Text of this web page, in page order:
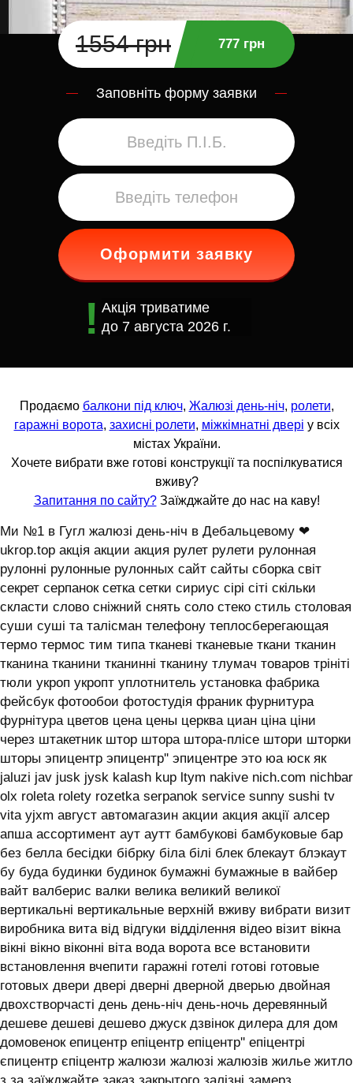
1554 грн 777 грн
Заповніть форму заявки
Оформити заявку
Акція триватиме
до 7 августа 2026 г.
Продаємо балкони під ключ, Жалюзі день-ніч, ролети,
гаражні ворота, захисні ролети, міжкімнатні двері у всіх
містах України.
Хочете вибрати вже готові конструкції та поспілкуватися
вживу?
Запитання по сайту?Заїжджайте до нас на каву!
Ми №1 в Гугл жалюзі день-ніч в Дебальцевому ❤
ukrop.top акція акции акция рулет рулети рулонная
рулонні рулонные рулонных сайт сайты сборка світ
секрет серпанок сетка сетки сириус сірі сіті скільки
скласти слово сніжний снять соло стеко стиль столовая
суши суші та талісман телефону теплосберегающая
термо термос тим типа тканеві тканевые ткани тканин
тканина тканини тканинні тканину тлумач товаров трініті
тюли укроп укропт уплотнитель установка фабрика
фейсбук фотообои фотостудія франик фурнитура
фурнітура цветов цена цены церква циан ціна ціни
через штакетник штор штора штора-плісе штори шторки
шторы эпицентр эпицентр'' эпицентре это юа юск як
jaluzi jav jusk jysk kalash kup ltym nakive nich.com nichbar
olx roleta rolety rozetka serpanok service sunny sushi tv
vita yjxm август автомагазин акции акция акції алсер
апша ассортимент аут аутт бамбукові бамбуковые бар
без белла бесідки бібрку біла білі блек блекаут блэкаут
бу буда будинки будинок бумажні бумажные в вайбер
вайт валберис валки велика великий великої
вертикальні вертикальные верхній вживу вибрати визит
виробника вита від відгуки відділення відео візит вікна
вікні вікно віконні віта вода ворота все встановити
встановлення вчепити гаражні готелі готові готовые
готовых двери двері дверні дверной дверью двойная
двохстворчасті день день-ніч день-ночь деревянный
дешеве дешеві дешево джуск дзвінок дилера для дом
домовенок епицентр епіцентр епіцентр'' епіцентрі
єпицентр єпіцентр жалюзи жалюзі жалюзів жилье житло